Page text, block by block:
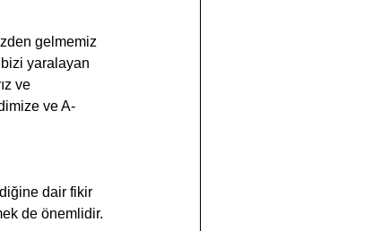
yaralayan
ve
ve A-
de önemlidir.